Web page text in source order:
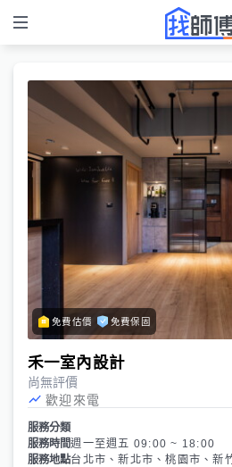
免費估價 免費保固
禾一室內設計
尚無評價
歡迎來電
服務分類
服務時間週一至週五 09:00 ~ 18:00
服務地點台北市、新北市、桃園市、新